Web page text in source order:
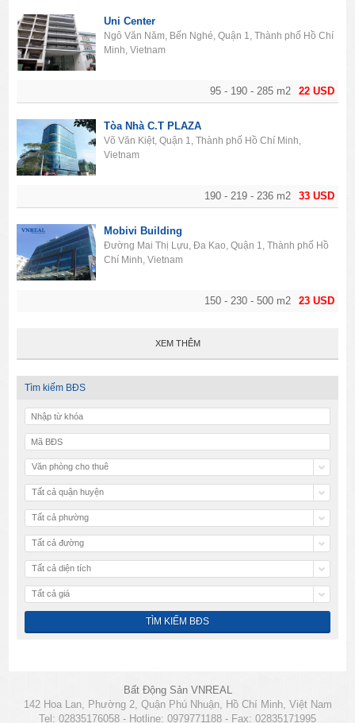
22 USD
95 - 190 - 285 m2
Uni Center
Ngô Văn Năm, Bến Nghé, Quận 1, Thành phố Hồ Chí
Minh, Vietnam
33 USD
190 - 219 - 236 m2
Tòa Nhà C.T PLAZA
Võ Văn Kiệt, Quận 1, Thành phố Hồ Chí Minh,
Vietnam
23 USD
150 - 230 - 500 m2
Mobivi Building
Đường Mai Thị Lựu, Đa Kao, Quận 1, Thành phố Hồ
Chí Minh, Vietnam
XEM THÊM
Tìm kiếm BĐS
Văn phòng cho thuê
Tất cả quận huyện
Tất cả phường
Tất cả đường
Tất cả diện tích
Tất cả giá
Bất Động Sản VNREAL
142 Hoa Lan, Phường 2, Quận Phú Nhuận, Hồ Chí Minh, Việt Nam
Tel: 02835176058 - Hotline: 0979771188 - Fax: 02835171995